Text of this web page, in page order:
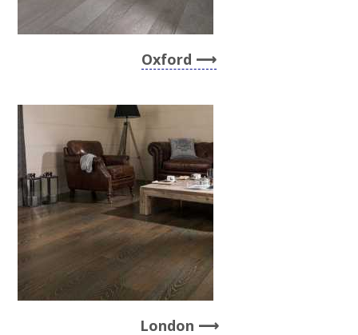
Oxford
London